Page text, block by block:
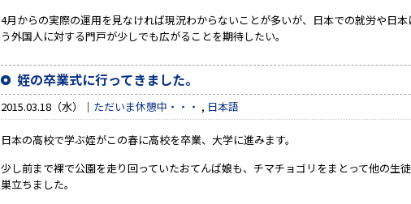
4月からの実際の運用を見なければ現況わからないことが多いが、日本での就労や日
う外国人に対する門戸が少しでも広がることを期待したい。
姪の卒業式に行ってきました。
2015.03.18（水） ただいま休憩中・・・ , 日本語
日本の高校で学ぶ姪がこの春に高校を卒業、大学に進みます。
少し前まで裸で公園を走り回っていたおてんば娘も、チマチョゴリをまとって他の生
巣立ちました。